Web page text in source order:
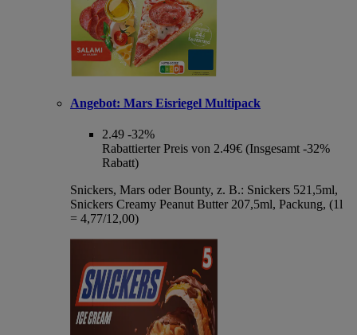
Angebot: Mars Eisriegel Multipack
2.49 -32%
Rabattierter Preis von 2.49€ (Insgesamt -32%
Rabatt)
Snickers, Mars oder Bounty, z. B.: Snickers 521,5ml,
Snickers Creamy Peanut Butter 207,5ml, Packung, (1l
= 4,77/12,00)